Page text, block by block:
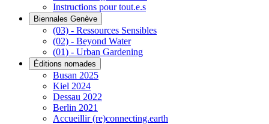
Instructions pour tout.e.s
Biennales Genève
(03) - Ressources Sensibles
(02) - Beyond Water
(01) - Urban Gardening
Éditions nomades
Busan 2025
Kiel 2024
Dessau 2022
Berlin 2021
Accueillir (re)connecting.earth